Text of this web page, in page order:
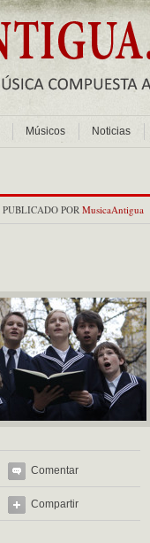
Músicos Noticias
PUBLICADO POR MusicaAntigua
Comentar
Compartir